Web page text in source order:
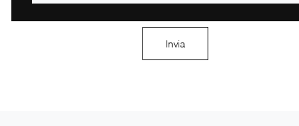
Invia